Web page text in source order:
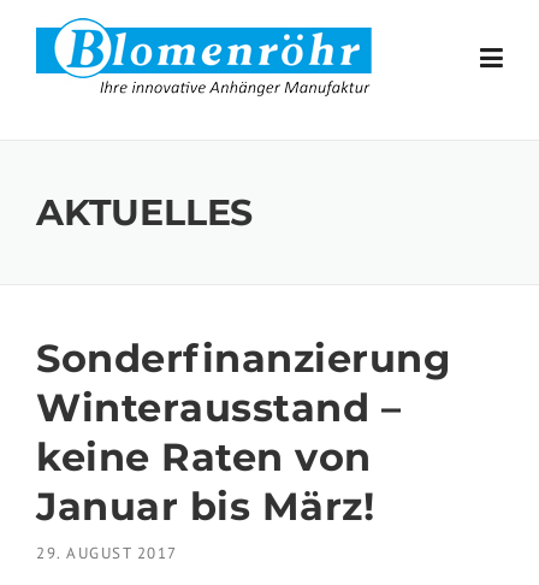
Skip to content
AKTUELLES
Sonderfinanzierung
Winterausstand –
keine Raten von
Januar bis März!
29. AUGUST 2017